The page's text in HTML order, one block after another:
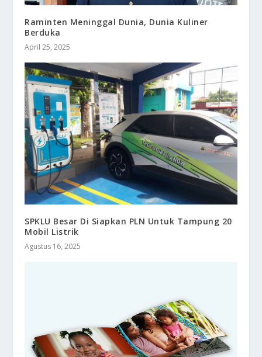
Raminten Meninggal Dunia, Dunia Kuliner
Berduka
April 25, 2025
SPKLU Besar Di Siapkan PLN Untuk Tampung 20
Mobil Listrik
Agustus 16, 2025